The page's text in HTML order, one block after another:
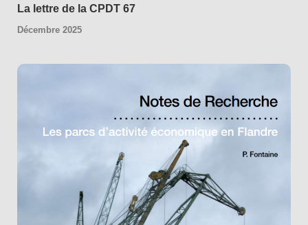
La lettre de la CPDT 67
Décembre 2025